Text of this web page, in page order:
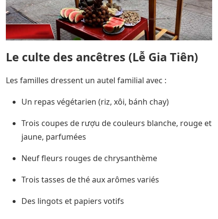
Le culte des ancêtres (Lễ Gia Tiên)
Les familles dressent un autel familial avec :
Un repas végétarien (riz, xôi, bánh chay)
Trois coupes de rượu de couleurs blanche, rouge et
jaune, parfumées
Neuf fleurs rouges de chrysanthème
Trois tasses de thé aux arômes variés
Des lingots et papiers votifs